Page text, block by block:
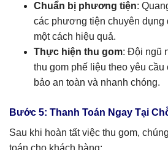
Chuẩn bị phương tiện:
các phương tiện chuyên dụng
một cách hiệu quả.
Thực hiện thu gom: Đội ngũ
thu gom phế liệu theo yêu
bảo an toàn và nhanh chóng.
Bước 5: Thanh Toán Ngay Tại
Sau khi hoàn tất việc thu gom,